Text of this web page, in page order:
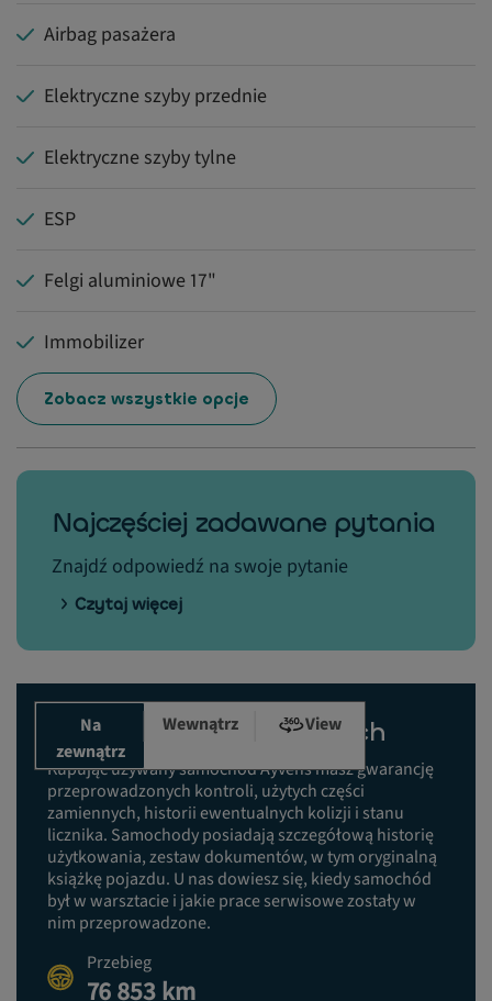
Airbag pasażera
Elektryczne szyby przednie
Elektryczne szyby tylne
ESP
Felgi aluminiowe 17"
Immobilizer
Zobacz wszystkie opcje
Najczęściej zadawane pytania
Znajdź odpowiedź na swoje pytanie
Czytaj więcej
Na
zewnątrz
Wewnątrz View
Historia prac serwisowych
Kupując używany samochód Ayvens masz gwarancję
przeprowadzonych kontroli, użytych części
zamiennych, historii ewentualnych kolizji i stanu
licznika. Samochody posiadają szczegółową historię
użytkowania, zestaw dokumentów, w tym oryginalną
książkę pojazdu. U nas dowiesz się, kiedy samochód
był w warsztacie i jakie prace serwisowe zostały w
nim przeprowadzone.
Przebieg
76 853 km